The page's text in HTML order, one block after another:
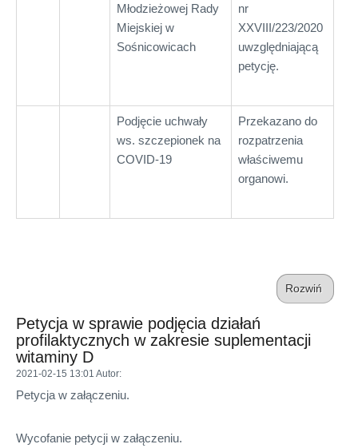
Młodzieżowej Rady
Miejskiej w
Sośnicowicach
nr
XXVIII/223/2020
uwzględniającą
petycję.
Podjęcie uchwały
ws. szczepionek na
COVID-19
Przekazano do
rozpatrzenia
właściwemu
organowi.
Rozwiń
Petycja w sprawie podjęcia działań
profilaktycznych w zakresie suplementacji
witaminy D
2021-02-15 13:01 Autor:
Petycja w załączeniu.
Wycofanie petycji w załączeniu.